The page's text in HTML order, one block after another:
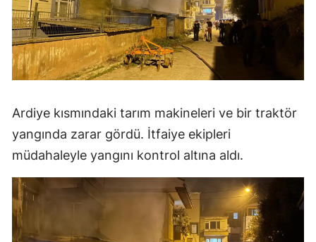
Ardiye kısmındaki tarım makineleri ve bir traktör
yangında zarar gördü. İtfaiye ekipleri
müdahaleyle yangını kontrol altına aldı.